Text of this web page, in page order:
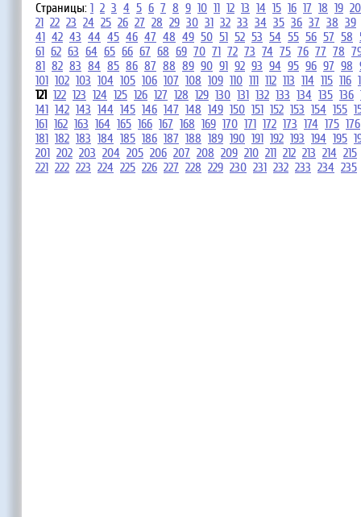
Страницы: 1 2 3 4 5 6 7 8 9 10 11 12 13 14 15 16 17 18 19 20
21 22 23 24 25 26 27 28 29 30 31 32 33 34 35 36 37 38 39
41 42 43 44 45 46 47 48 49 50 51 52 53 54 55 56 57 58
61 62 63 64 65 66 67 68 69 70 71 72 73 74 75 76 77 78
81 82 83 84 85 86 87 88 89 90 91 92 93 94 95 96 97 98
101 102 103 104 105 106 107 108 109 110 111 112 113 114 115 116
121 122 123 124 125 126 127 128 129 130 131 132 133 134 135 136
141 142 143 144 145 146 147 148 149 150 151 152 153 154 155
161 162 163 164 165 166 167 168 169 170 171 172 173 174 175 176
181 182 183 184 185 186 187 188 189 190 191 192 193 194 195
201 202 203 204 205 206 207 208 209 210 211 212 213 214 215
221 222 223 224 225 226 227 228 229 230 231 232 233 234 235